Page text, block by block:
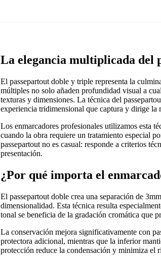
La elegancia multiplicada del
El passepartout doble y triple representa la
múltiples no solo añaden profundidad visual a
texturas y dimensiones. La técnica del
experiencia tridimensional que captura y dirige la
Los enmarcadores profesionales utilizamos esta
cuando la obra requiere un tratamiento especial
passepartout no es casual: responde a criterios
presentación.
¿Por qué importa el
El passepartout doble crea una separación de
dimensionalidad. Esta técnica resulta
tonal se beneficia de la gradación cromática que
La conservación mejora significativamente con
protectora adicional, mientras que la inferior
protección reduce la condensación y minimiza el